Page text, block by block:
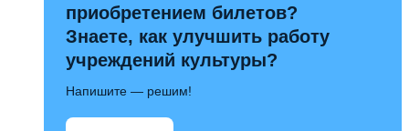
приобретением билетов?
Знаете, как улучшить работу
учреждений культуры?
Напишите — решим!